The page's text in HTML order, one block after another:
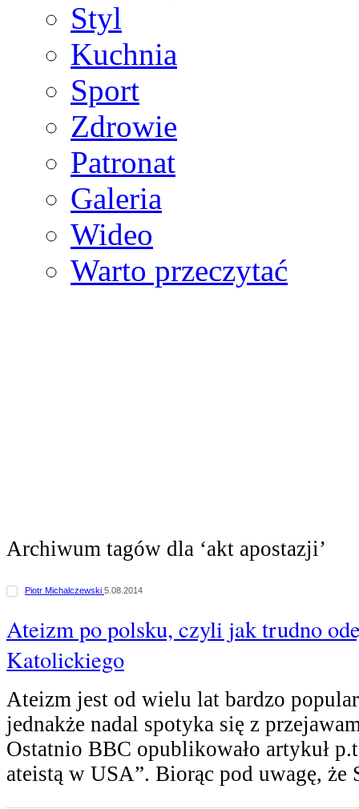
Styl
Kuchnia
Sport
Zdrowie
Patronat
Galeria
Wideo
Warto przeczytać
Archiwum tagów dla ‘akt apostazji’
Piotr Michalczewski 5.08.2014
Ateizm po polsku, czyli jak trudno
Katolickiego
Ateizm jest od wielu lat bardzo
jednakże nadal spotyka się z
Ostatnio BBC opublikowało artykuł
ateistą w USA”. Biorąc pod uwagę, że